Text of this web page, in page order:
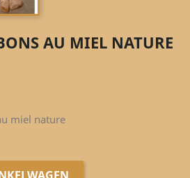
AU MIEL NATURE
miel nature